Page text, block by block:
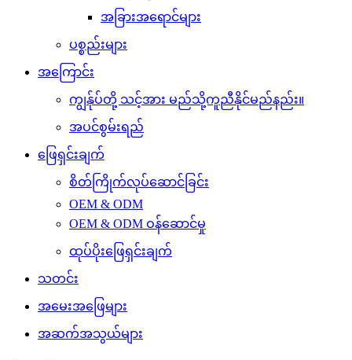
အခြားအရောင်များ
ပစ္စည်းများ
အကြောင်း
ကျွန်ုပ်တို့ သင့်အား မည်သို့ကူညီနိုင်မည်နည်း။
အပင်စွမ်းရည်
ဖြေရှင်းချက်
စိတ်ကြိုက်လုပ်ဆောင်ခြင်း
OEM & ODM
OEM & ODM ဝန်ဆောင်မှု
ထုပ်ပိုးဖြေရှင်းချက်
သတင်း
အမေးအဖြေများ
အဆက်အသွယ်များ